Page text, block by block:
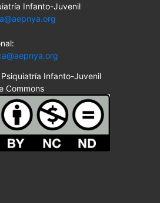
Infanto-Juvenil
Infanto-Juvenil
Commons